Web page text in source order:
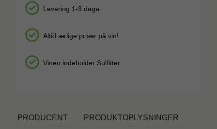
Levering 1-3 dage
Altid ærlige priser på vin!
Vinen indeholder Sulfitter
PRODUCENT PRODUKTOPLYSNINGER